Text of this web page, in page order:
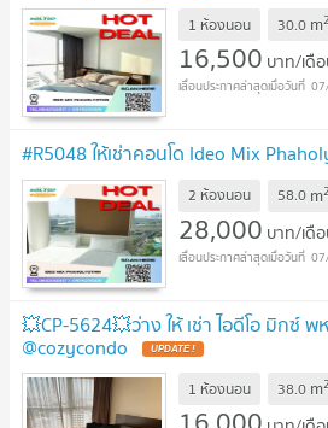
1 ห้องนอน 30.0 m2
16,500 บาท/เดื
#R5048 ให้เช่าคอนโด Ideo Mix
2 ห้องนอน 58.0 m2
28,000 บาท/เดื
💥CP-5624💥ว่าง ให้ เช่า ไอดีโอ มิกซ์
@cozycondo UPDATE !
1 ห้องนอน 38.0 m2